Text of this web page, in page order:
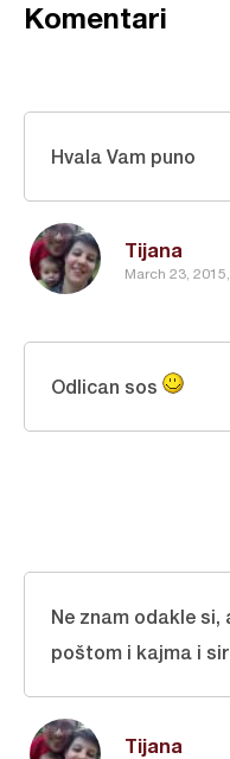
Komentari
Tijana
March 23,
Hvala Vam puno
Odlican sos
Tijana
Ne znam odakle
poštom i kajma i sir